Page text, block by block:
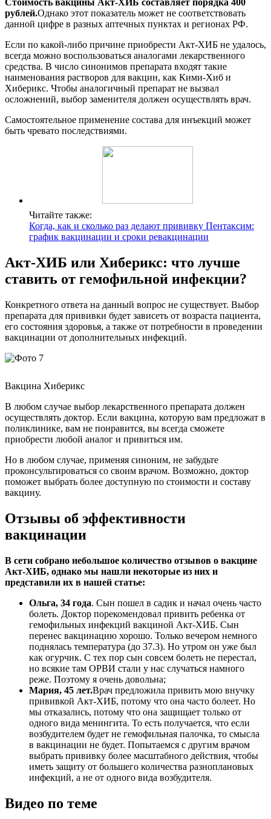
Стоимость вакцины Акт-ХИБ составляет порядка 400
рублей.Однако этот показатель может не соответствовать
данной цифре в разных аптечных пунктах и регионах РФ.
Если по какой-либо причине приобрести Акт-ХИБ не удалось,
всегда можно воспользоваться аналогами лекарственного
средства. В число синонимов препарата входят такие
наименования растворов для вакцин, как Кими-Хиб и
Хиберикс. Чтобы аналогичный препарат не вызвал
осложнений, выбор заменителя должен осуществлять врач.
Самостоятельное применение состава для инъекций может
быть чревато последствиями.
Читайте также:
Когда, как и сколько раз делают прививку Пентаксим:
график вакцинации и сроки ревакцинации
Акт-ХИБ или Хиберикс: что лучше
ставить от гемофильной инфекции?
Конкретного ответа на данный вопрос не существует. Выбор
препарата для прививки будет зависеть от возраста пациента,
его состояния здоровья, а также от потребности в проведении
вакцинации от дополнительных инфекций.
Вакцина Хиберикс
В любом случае выбор лекарственного препарата должен
осуществлять доктор. Если вакцина, которую вам предложат в
поликлинике, вам не понравится, вы всегда сможете
приобрести любой аналог и привиться им.
Но в любом случае, применяя синоним, не забудьте
проконсультироваться со своим врачом. Возможно, доктор
поможет выбрать более доступную по стоимости и составу
вакцину.
Отзывы об эффективности
вакцинации
В сети собрано небольшое количество отзывов о вакцине
Акт-ХИБ, однако мы нашли некоторые из них и
представили их в нашей статье:
Ольга, 34 года. Сын пошел в садик и начал очень часто
болеть. Доктор порекомендовал привить ребенка от
гемофильных инфекций вакциной Акт-ХИБ. Сын
перенес вакцинацию хорошо. Только вечером немного
поднялась температура (до 37.3). Но утром он уже был
как огурчик. С тех пор сын совсем болеть не перестал,
но всякие там ОРВИ стали у нас случаться намного
реже. Поэтому я очень довольна;
Мария, 45 лет.Врач предложила привить мою внучку
прививкой Акт-ХИБ, потому что она часто болеет. Но
мы отказались, потому что она защищает только от
одного вида менингита. То есть получается, что если
возбудителем будет не гемофильная палочка, то смысла
в вакцинации не будет. Попытаемся с другим врачом
выбрать прививку более масштабного действия, чтобы
иметь защиту от большего количества разноплановых
инфекций, а не от одного вида возбудителя.
Видео по теме